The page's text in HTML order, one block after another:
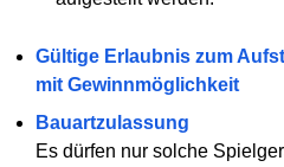
Gültige Erlaubnis zum
mit Gewinnmöglichkeit
Bauartzulassung
Es dürfen nur solche